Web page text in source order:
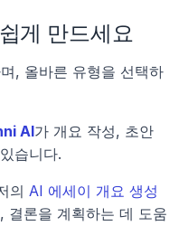
게 만드세요
, 올바른 유형을 선택하
AI가 개요 작성, 초안
습니다.
의 AI 에세이 개요 생성
결론을 계획하는 데 도움